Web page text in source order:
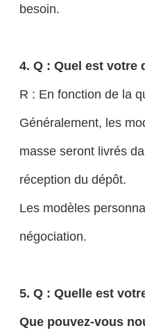
besoin.
4. Q : Quel est votre
R : En fonction de la
Généralement, les
masse seront livrés
réception du dépôt.
Les modèles
négociation.
5. Q : Quelle est
Que pouvez-vous